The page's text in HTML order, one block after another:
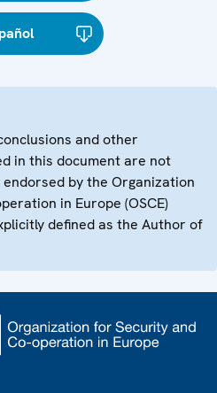
and other
in this document are not
by the Organization
in Europe (OSCE)
defined as the Author of